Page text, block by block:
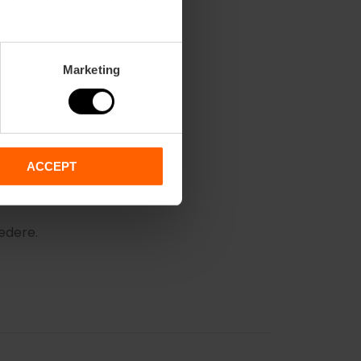
Marketing
ACCEPT